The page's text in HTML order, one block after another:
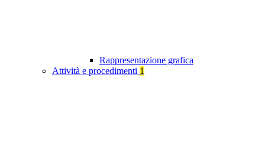
Rappresentazione grafica
Attività e procedimenti 1